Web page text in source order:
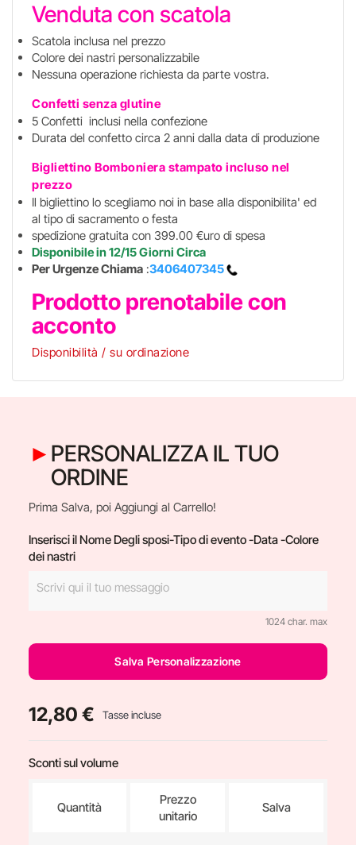
Venduta con scatola
Scatola inclusa nel prezzo
Colore dei nastri personalizzabile
Nessuna operazione richiesta da parte vostra.
Confetti senza glutine
5 Confetti inclusi nella confezione
Durata del confetto circa 2 anni dalla data di produzione
Bigliettino Bomboniera stampato incluso nel
prezzo
Il bigliettino lo scegliamo noi in base alla disponibilita' ed
al tipo di sacramento o festa
spedizione gratuita con 399.00 €uro di spesa
Disponibile in 12/15 Giorni Circa
Per Urgenze Chiama :3406407345
Prodotto prenotabile con
acconto
Disponibilità / su ordinazione
PERSONALIZZA IL TUO
ORDINE
Prima Salva, poi Aggiungi al Carrello!
Inserisci il Nome Degli sposi-Tipo di evento -Data -Colore
dei nastri
1024 char. max
Salva Personalizzazione
12,80 € Tasse incluse
Sconti sul volume
Quantità
Prezzo
unitario
Salva